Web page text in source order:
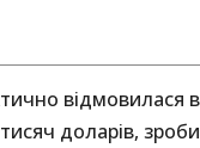
доларів,